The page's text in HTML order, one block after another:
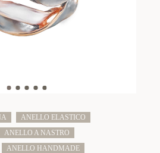
ANELLO ELASTICO
ANELLO A NASTRO
ANELLO HANDMADE